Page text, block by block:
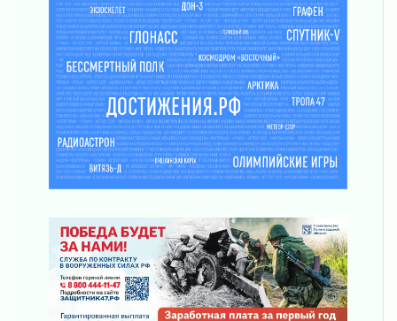
Ладожский мост полностью закроют на два
часа
03 августа 2026
Музеи Ленобласти обновляют пространства
03 августа 2026
Новая площадка: 2027
03 августа 2026
Часть медиков в Ленобласти сможет
рассчитывать на доплату от региона
03 августа 2026
За сутки в Ленинградской области
ликвидировали 10 пожаров
03 августа 2026
Клюква наливается, но в корзинку пока не
просится
03 августа 2026